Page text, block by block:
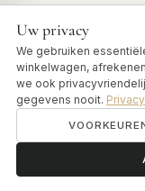
Uw privacy
We gebruiken
winkelwagen,
we ook
gegevens nooit.